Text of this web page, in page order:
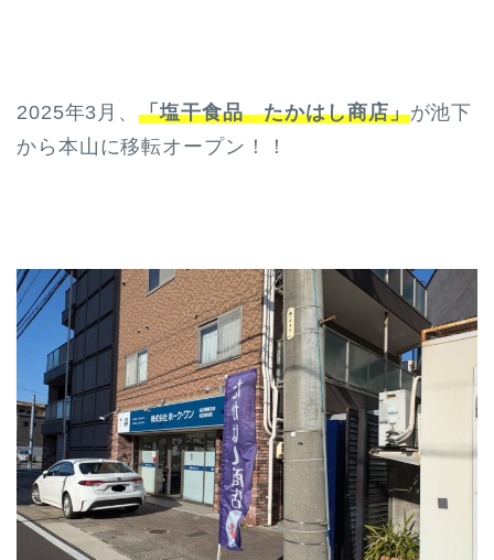
2025年3月、「塩干食品 たかはし商店」が池下
から本山に移転オープン！！